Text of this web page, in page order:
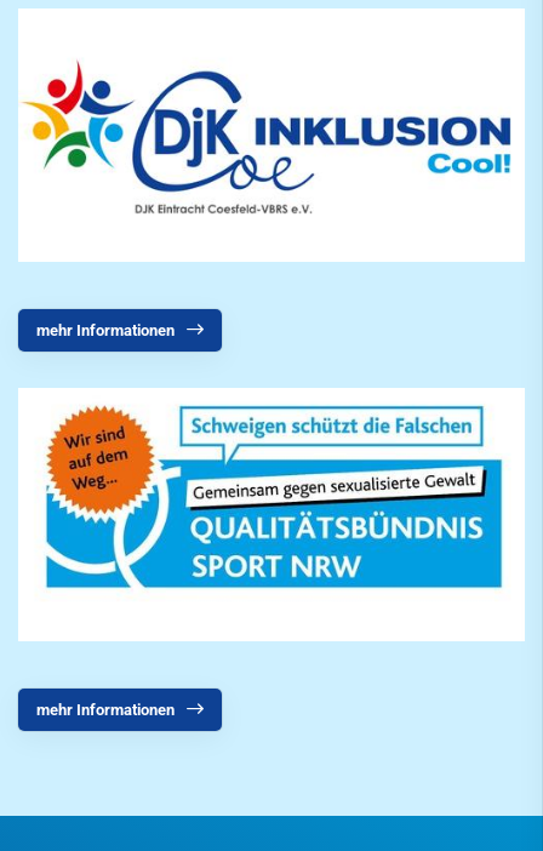
mehr Informationen
mehr Informationen